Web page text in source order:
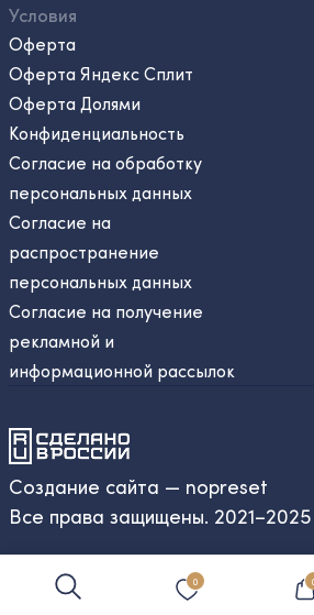
0
Условия
Оферта
Оферта Яндекс Сплит
Оферта Долями
Конфиденциальность
Согласие на обработку
персональных данных
Согласие на
распространение
персональных данных
Согласие на получение
рекламной и
информационной рассылок
Создание сайта — nopreset
Все права защищены.